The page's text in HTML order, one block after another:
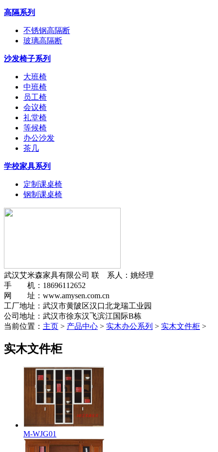
高隔系列
不锈钢高隔断
玻璃高隔断
沙发椅子系列
大班椅
中班椅
员工椅
会议椅
礼堂椅
等候椅
办公沙发
茶几
学校家具系列
定制课桌椅
钢制课桌椅
武汉艾米森家具有限公司 联 系人：姚经理
手 机：18696112652
网 址：www.amysen.com.cn
工厂地址：武汉市黄陂区汉口北龙瑞工业园
公司地址：武汉市徐东汉飞滨江国际B栋
当前位置： 主页 > 产品中心 > 实木办公系列 > 实木文件柜 >
实木文件柜
M-WJG01